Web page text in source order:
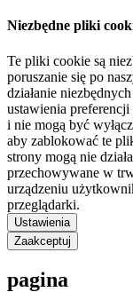
Niezbędne pliki
Te pliki cookie są
poruszanie się po
działanie
ustawienia
i nie mogą być
aby zablokować te
strony mogą nie
przechowywane w
urządzeniu
przeglądarki.
Ustawienia
Zaakceptuj
pagina